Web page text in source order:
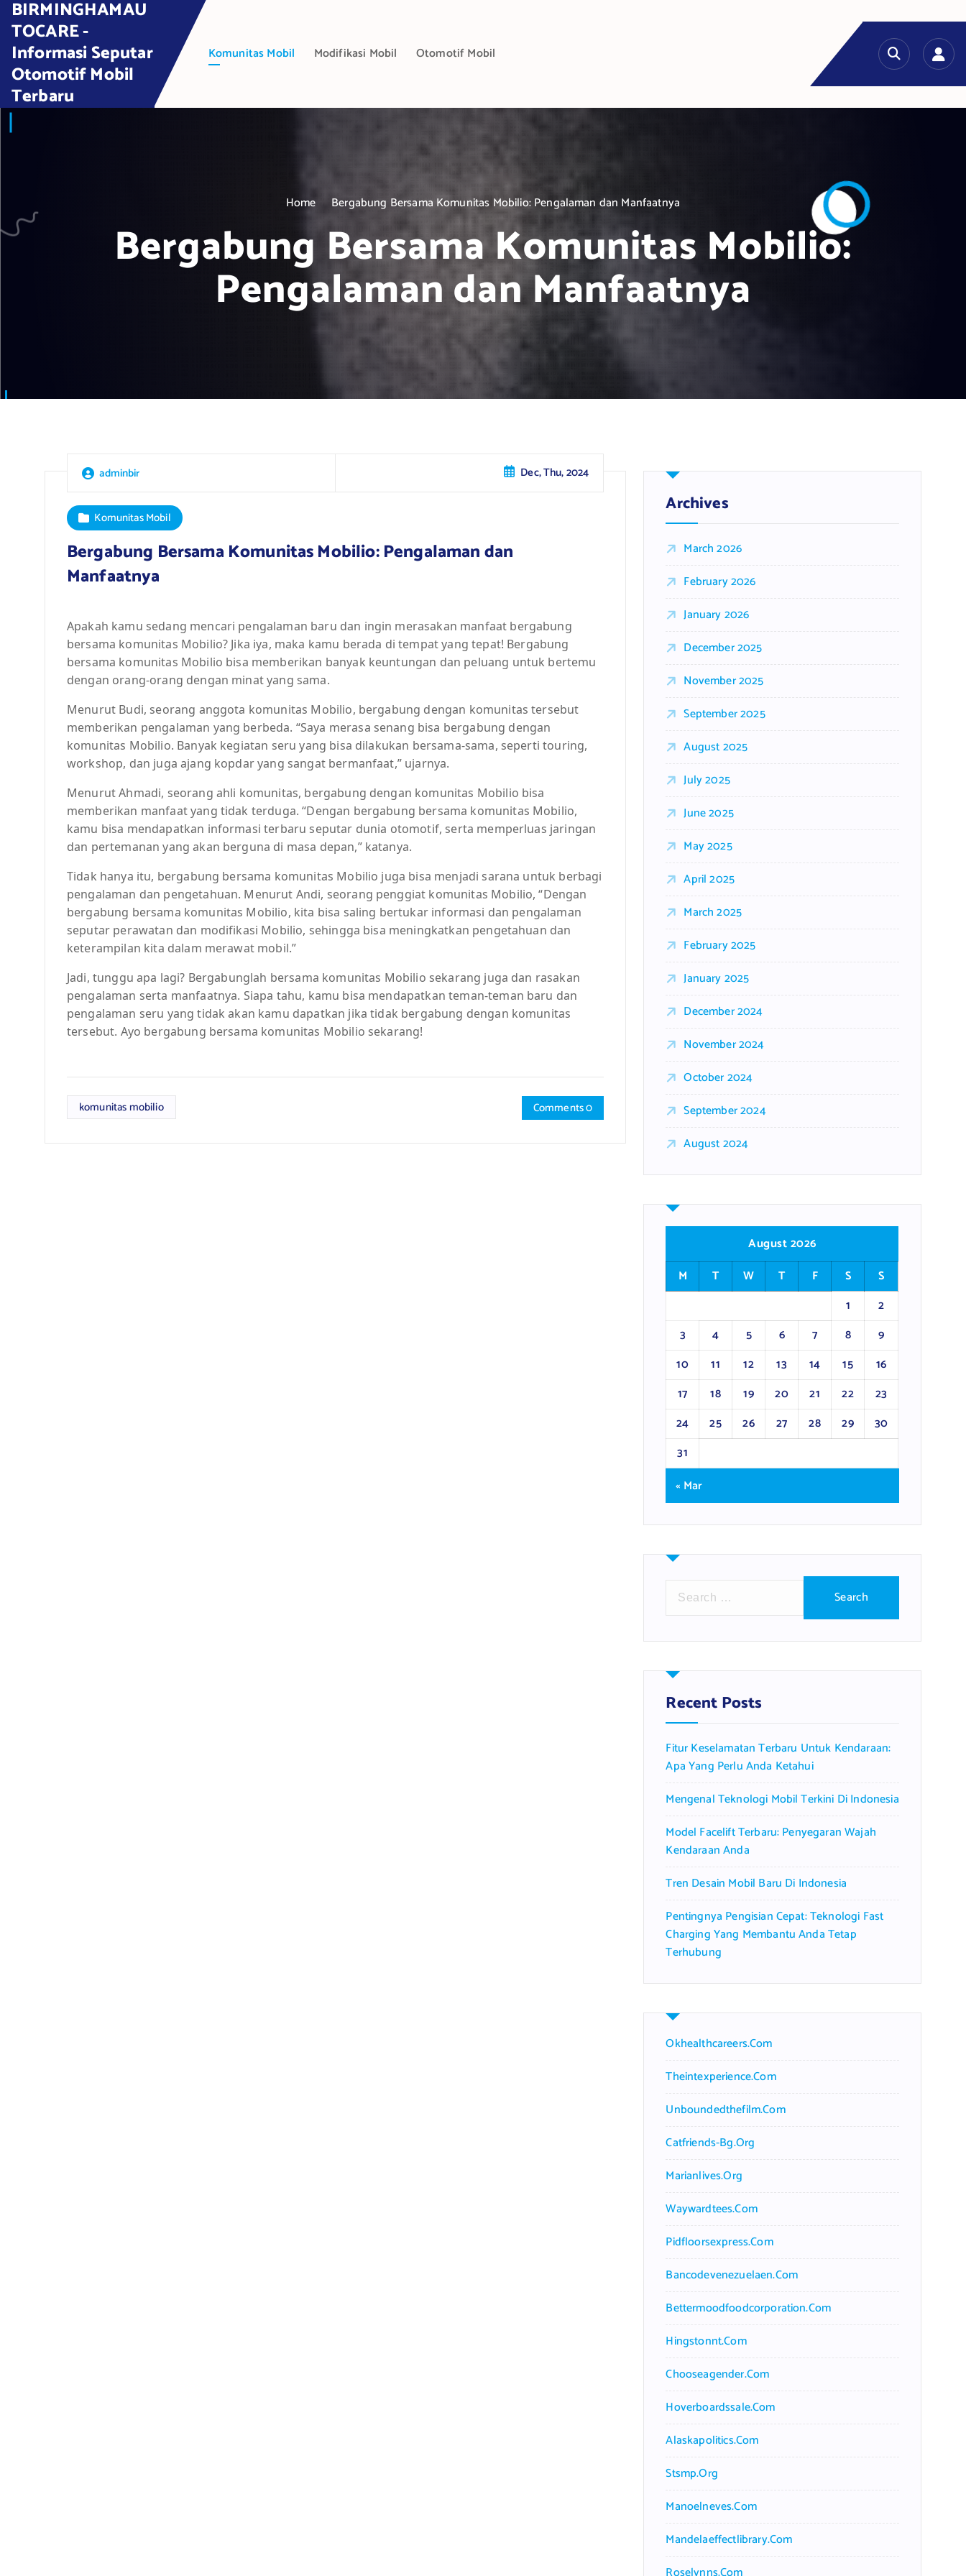
BIRMINGHAMAU
TOCARE -
Informasi Seputar
Otomotif Mobil
Terbaru
Komunitas Mobil Modifikasi Mobil Otomotif Mobil
Home Bergabung Bersama Komunitas Mobilio: Pengalaman dan Manfaatnya
Bergabung Bersama Komunitas Mobilio:
Pengalaman dan Manfaatnya
adminbir Dec, Thu, 2024
Komunitas Mobil
Bergabung Bersama Komunitas Mobilio: Pengalaman dan
Manfaatnya
Apakah kamu sedang mencari pengalaman baru dan ingin merasakan manfaat bergabung
bersama komunitas Mobilio? Jika iya, maka kamu berada di tempat yang tepat! Bergabung
bersama komunitas Mobilio bisa memberikan banyak keuntungan dan peluang untuk bertemu
dengan orang-orang dengan minat yang sama.
Menurut Budi, seorang anggota komunitas Mobilio, bergabung dengan komunitas tersebut
memberikan pengalaman yang berbeda. “Saya merasa senang bisa bergabung dengan
komunitas Mobilio. Banyak kegiatan seru yang bisa dilakukan bersama-sama, seperti touring,
workshop, dan juga ajang kopdar yang sangat bermanfaat,” ujarnya.
Menurut Ahmadi, seorang ahli komunitas, bergabung dengan komunitas Mobilio bisa
memberikan manfaat yang tidak terduga. “Dengan bergabung bersama komunitas Mobilio,
kamu bisa mendapatkan informasi terbaru seputar dunia otomotif, serta memperluas jaringan
dan pertemanan yang akan berguna di masa depan,” katanya.
Tidak hanya itu, bergabung bersama komunitas Mobilio juga bisa menjadi sarana untuk berbagi
pengalaman dan pengetahuan. Menurut Andi, seorang penggiat komunitas Mobilio, “Dengan
bergabung bersama komunitas Mobilio, kita bisa saling bertukar informasi dan pengalaman
seputar perawatan dan modifikasi Mobilio, sehingga bisa meningkatkan pengetahuan dan
keterampilan kita dalam merawat mobil.”
Jadi, tunggu apa lagi? Bergabunglah bersama komunitas Mobilio sekarang juga dan rasakan
pengalaman serta manfaatnya. Siapa tahu, kamu bisa mendapatkan teman-teman baru dan
pengalaman seru yang tidak akan kamu dapatkan jika tidak bergabung dengan komunitas
tersebut. Ayo bergabung bersama komunitas Mobilio sekarang!
komunitas mobilio Comments 0
Archives
March 2026
February 2026
January 2026
December 2025
November 2025
September 2025
August 2025
July 2025
June 2025
May 2025
April 2025
March 2025
February 2025
January 2025
December 2024
November 2024
October 2024
September 2024
August 2024
August 2026
M
T W T F S
S
1
2
3
4 5 6 7 8
9
10
11 12 13 14 15
16
17
18 19 20 21 22
23
24
25 26 27 28 29
30
31
« Mar
r
h
f
o
:
Recent Posts
Fitur Keselamatan Terbaru Untuk Kendaraan:
Apa Yang Perlu Anda Ketahui
Mengenal Teknologi Mobil Terkini Di Indonesia
Model Facelift Terbaru: Penyegaran Wajah
Kendaraan Anda
Tren Desain Mobil Baru Di Indonesia
Pentingnya Pengisian Cepat: Teknologi Fast
Charging Yang Membantu Anda Tetap
Terhubung
Okhealthcareers.com
Theintexperience.com
Unboundedthefilm.com
Catfriends-Bg.org
Marianlives.org
Waywardtees.com
Pidfloorsexpress.com
Bancodevenezuelaen.com
Bettermoodfoodcorporation.com
Hingstonnt.com
Chooseagender.com
Hoverboardssale.com
Alaskapolitics.com
Stsmp.org
Manoelneves.com
Mandelaeffectlibrary.com